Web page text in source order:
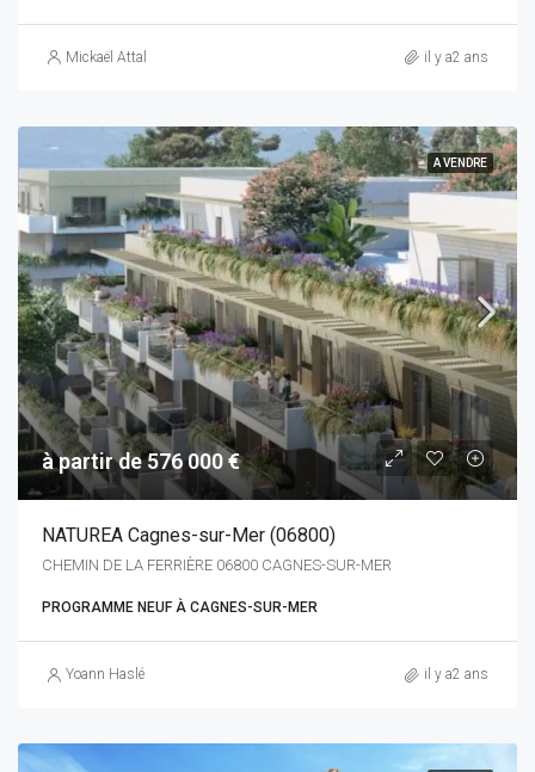
Mickaël Attal il y a2 ans
A VENDRE
à partir de 576 000 €
NATUREA Cagnes-sur-Mer (06800)
CHEMIN DE LA FERRIÈRE 06800 CAGNES-SUR-MER
PROGRAMME NEUF À CAGNES-SUR-MER
Yoann Haslé il y a2 ans